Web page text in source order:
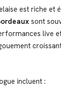
est riche et
sont
live
incluent :